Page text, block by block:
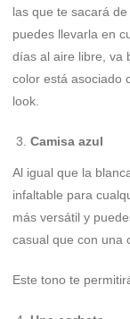
las que te sacará
puedes llevarla en
días al aire libre, va
color está asociado
look.
Camisa azul
Al igual que la
infaltable para
más versátil y
casual que con una
Este tono te